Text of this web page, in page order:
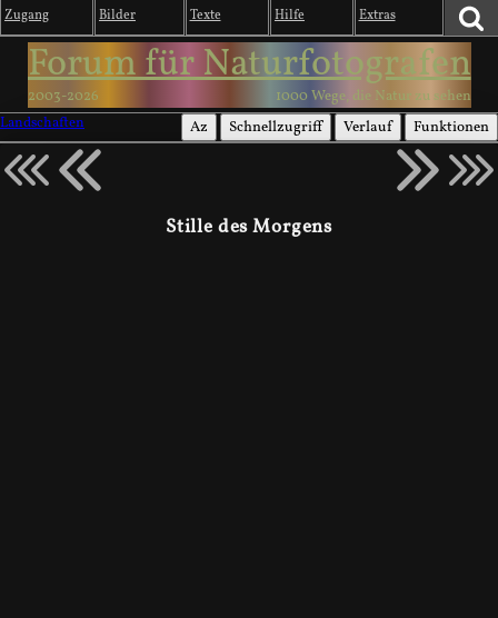
Zugang Bilder Texte Hilfe Extras
Forum für Naturfotografen
2003-2026
1000 Wege, die Natur zu sehen
Landschaften
Az Schnellzugriff Verlauf Funktionen
Stille des Morgens